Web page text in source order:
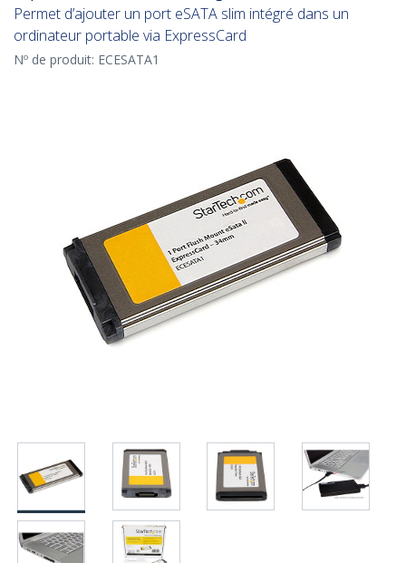
Permet d’ajouter un port eSATA slim intégré dans un
ordinateur portable via ExpressCard
Nº de produit: ECESATA1